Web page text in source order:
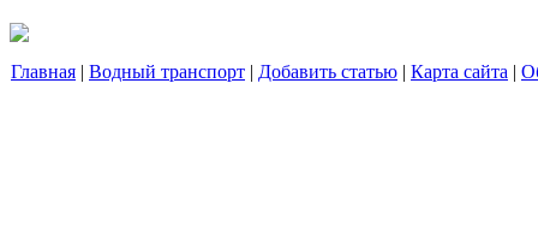
Главная | Водный транспорт | Добавить статью | Карта сайта |